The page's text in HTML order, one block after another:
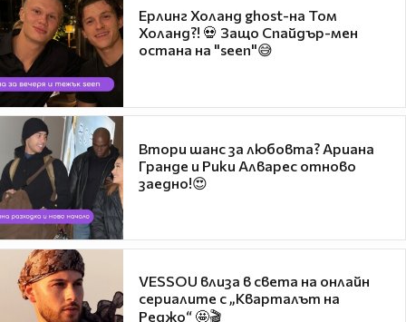
Ерлинг Холанд ghost-на Том
Холанд?! 💀 Защо Спайдър-мен
остана на "seen"😅
Втори шанс за любовта? Ариана
Гранде и Рики Алварес отново
заедно!😍
VESSOU влиза в света на онлайн
сериалите с „Кварталът на
Реджо“ 🤩🎬